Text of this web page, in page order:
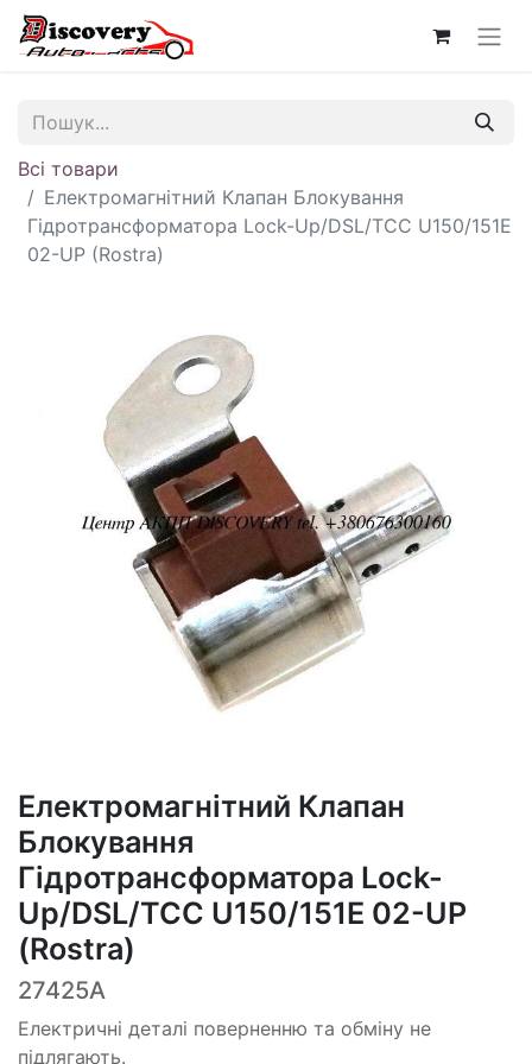
Всі товари
Електромагнітний Клапан Блокування
Гідротрансформатора Lock-Up/DSL/TCC U150/151E
02-UP (Rostra)
Електромагнітний Клапан
Блокування
Гідротрансформатора Lock-
Up/DSL/TCC U150/151E 02-UP
(Rostra)
27425A
Електричні деталі поверненню та обміну не
підлягають.